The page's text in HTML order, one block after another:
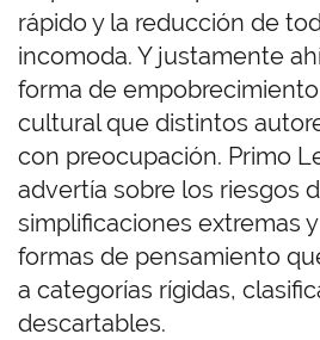
rápido y la reducción de
incomoda. Y justamente
forma de
cultural que distintos
con preocupación. Primo
advertía sobre los riesgos
simplificaciones extremas
formas de pensamiento
a categorías rígidas,
descartables.